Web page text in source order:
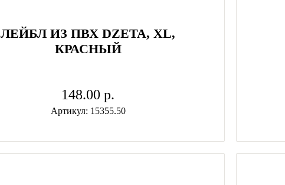
ЛЕЙБЛ ИЗ ПВХ DZETA, ХL,
КРАСНЫЙ
148.00 p.
Артикул: 15355.50